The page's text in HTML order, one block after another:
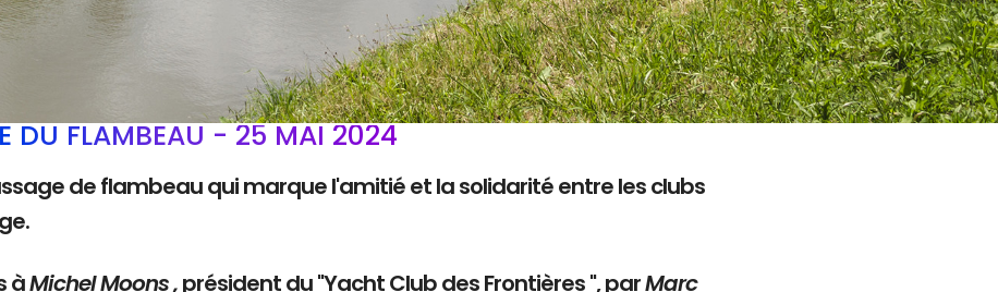
DU FLAMBEAU - 25 MAI 2024
de flambeau qui marque l'amitié et la solidarité entre les clubs
àMichel Moons ,président du "Yacht Club des Frontières ", parMarc